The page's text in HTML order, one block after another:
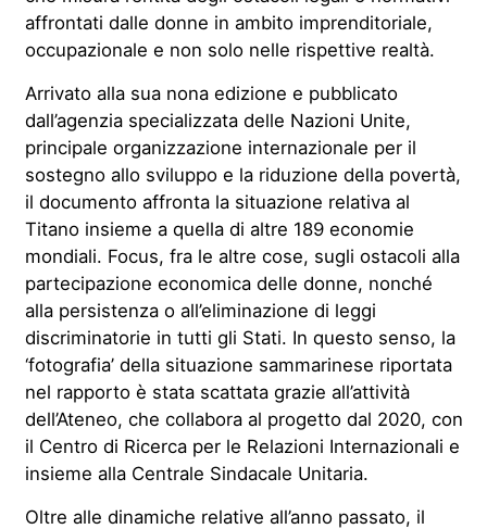
affrontati dalle donne in ambito imprenditoriale,
occupazionale e non solo nelle rispettive realtà.
Arrivato alla sua nona edizione e pubblicato
dall’agenzia specializzata delle Nazioni Unite,
principale organizzazione internazionale per il
sostegno allo sviluppo e la riduzione della povertà,
il documento affronta la situazione relativa al
Titano insieme a quella di altre 189 economie
mondiali. Focus, fra le altre cose, sugli ostacoli alla
partecipazione economica delle donne, nonché
alla persistenza o all’eliminazione di leggi
discriminatorie in tutti gli Stati. In questo senso, la
‘fotografia’ della situazione sammarinese riportata
nel rapporto è stata scattata grazie all’attività
dell’Ateneo, che collabora al progetto dal 2020, con
il Centro di Ricerca per le Relazioni Internazionali e
insieme alla Centrale Sindacale Unitaria.
Oltre alle dinamiche relative all’anno passato, il